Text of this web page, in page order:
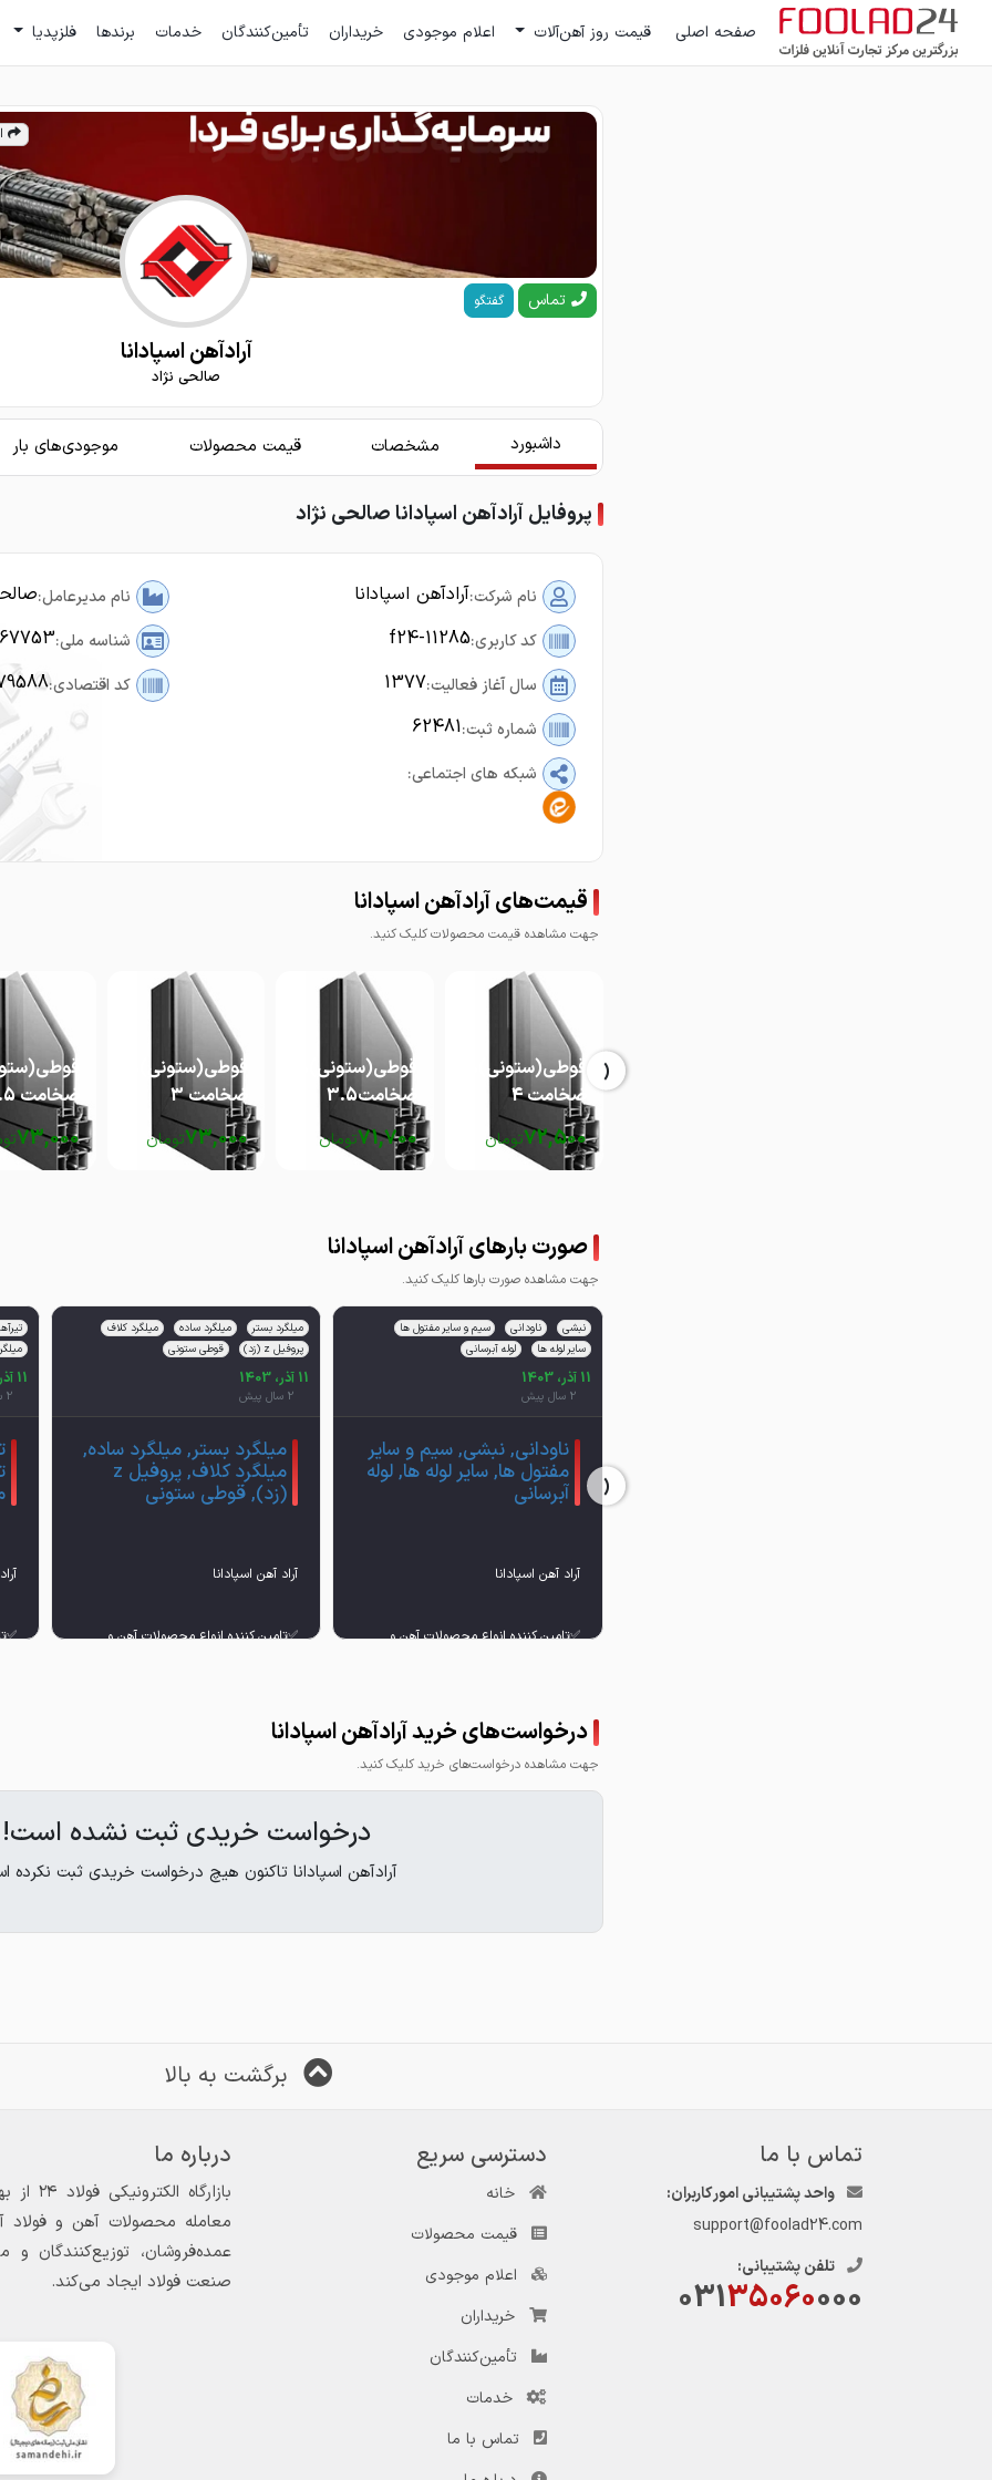
صفحه اصلی قیمت روز آهن‌آلات اعلام موجودی خریداران تأمین‌کنندگان خدمات برندها فلزپدیا
تماس گفتگو
آرادآهن اسپادانا
صالحی نژاد
داشبورد مشخصات قیمت محصولات موجودی‌های بار
پروفایل آرادآهن اسپادانا صالحی نژاد
نام شرکت:آرادآهن اسپادانا نام مدیرعامل:
کد کاربری:f24-11285 شناسه ملی:
سال آغاز فعالیت:1377 کد اقتصادی:
شماره ثبت:62481
شبکه های اجتماعی:
قیمت‌های آرادآهن اسپادانا
جهت مشاهده قیمت محصولات کلیک کنید.
ضخامت 4
72,500تومان
ضخامت3.5
71,700تومان
ضخامت 3
73,000تومان
ضخامت 2.5
73,000
‹
صورت بارهای آرادآهن اسپادانا
جهت مشاهده صورت بارها کلیک کنید.
نبشی ناودانی
سیم و سایر مفتول ها
سایر لوله ها
لوله آبرسانی
11 آذر، 1403
2 سال پیش
ناودانی, نبشی, سیم و سایر
مفتول ها, سایر لوله ها, لوله
آبرسانی
✅تامین کننده انواع محصولات آهن و
میلگرد بستر میلگرد ساده
میلگرد کلاف
پروفیل z (زد)
قوطی ستونی
11 آذر، 1403
2 سال پیش
میلگرد بستر, میلگرد ساده,
میلگرد کلاف, پروفیل z
(زد), قوطی ستونی
✅تامین کننده انواع محصولات آهن و
📌مشاهده پروفایل آرادآهن اسپادانا 👇🏻
https://foolad24.com/profile/11285
https://https://t.me/aradahan
11 آذر، 1403
2 سال پیش
‹
درخواست‌های خرید آرادآهن اسپادانا
جهت مشاهده درخواست‌های خرید کلیک کنید.
درخواست خریدی ثبت نشده است!
آرادآهن اسپادانا تاکنون هیچ درخواست خریدی ثبت نکرده
برگشت به بالا
تماس با ما
واحد پشتیبانی امور کاربران:
support@foolad24.com
تلفن پشتیبانی:
03135060000
دسترسی سریع
خانه
قیمت محصولات
اعلام موجودی
خریداران
تأمین‌کنندگان
خدمات
تماس با ما
درباره ما
معامله محصولات آهن و فولاد
عمده‌فروشان، توزیع‌کنندگان
صنعت فولاد ایجاد می‌کند.